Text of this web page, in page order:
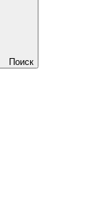
Поиск